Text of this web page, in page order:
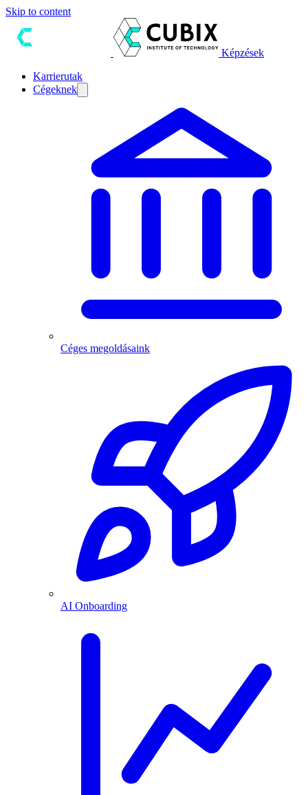
Skip to content
Képzések
Karrierutak
Cégeknek
Céges megoldásaink
AI Onboarding